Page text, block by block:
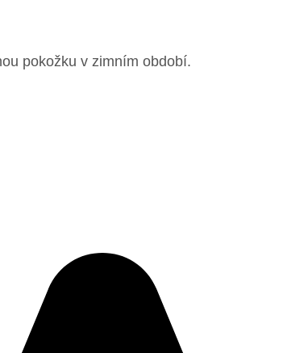
pokožku v zimním období.